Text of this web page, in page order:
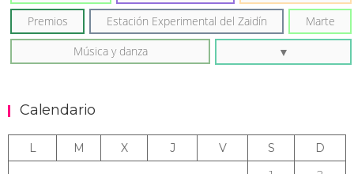
Premios Estación Experimental del Zaidín Marte
Música y danza
Calendario
L M X J V S
D